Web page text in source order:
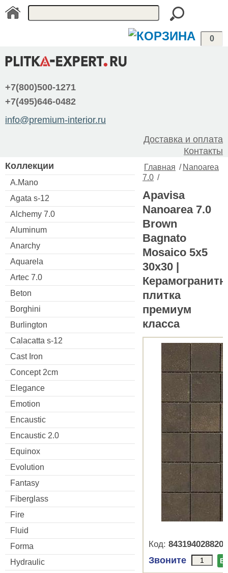
0
+7(800)500-1271
+7(495)646-0482
info@premium-interior.ru
Доставка и оплата
Контакты
Коллекции
A.Mano
Agata s-12
Alchemy 7.0
Aluminum
Anarchy
Aquarela
Artec 7.0
Beton
Borghini
Burlington
Calacatta s-12
Cast Iron
Concept 2cm
Elegance
Emotion
Encaustic
Encaustic 2.0
Equinox
Evolution
Fantasy
Fiberglass
Fire
Fluid
Forma
Hydraulic
Главная / Nanoarea
7.0 /
Apavisa
Nanoarea 7.0
Brown
Bagnato
Mosaico 5x5
30x30 |
плитка
премиум
класса
Код: 8431940288203
Звоните В